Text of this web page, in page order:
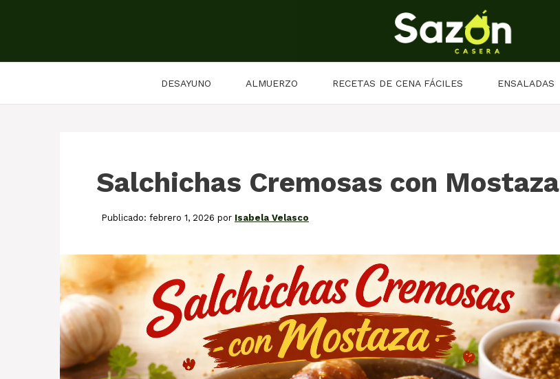
DESAYUNO ALMUERZO RECETAS DE CENA FÁCILES ENSALADAS
Salchichas Cremosas con Mostaza
febrero 1, 2026 por Isabela Velasco